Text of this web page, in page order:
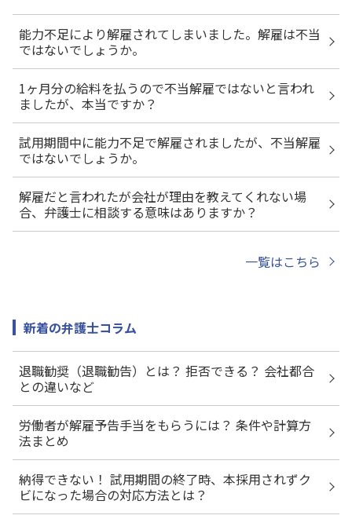
能力不足により解雇されてしまいました。解雇は不当
ではないでしょうか。
1ヶ月分の給料を払うので不当解雇ではないと言われ
ましたが、本当ですか？
試用期間中に能力不足で解雇されましたが、不当解雇
ではないでしょうか。
解雇だと言われたが会社が理由を教えてくれない場
合、弁護士に相談する意味はありますか？
一覧はこちら
新着の弁護士コラム
退職勧奨（退職勧告）とは？ 拒否できる？ 会社都合
との違いなど
労働者が解雇予告手当をもらうには？ 条件や計算方
法まとめ
納得できない！ 試用期間の終了時、本採用されずク
ビになった場合の対応方法とは？